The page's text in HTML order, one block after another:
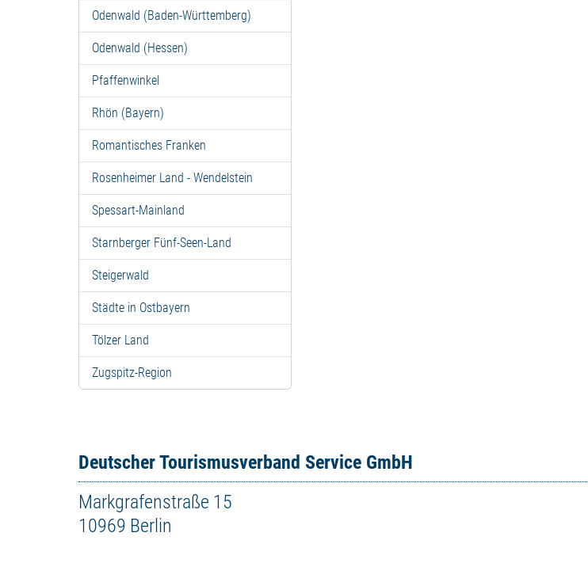
Odenwald (Baden-Württemberg)
Odenwald (Hessen)
Pfaffenwinkel
Rhön (Bayern)
Romantisches Franken
Rosenheimer Land - Wendelstein
Spessart-Mainland
Starnberger Fünf-Seen-Land
Steigerwald
Städte in Ostbayern
Tölzer Land
Zugspitz-Region
Deutscher Tourismusverband Service GmbH
Markgrafenstraße 15
10969 Berlin